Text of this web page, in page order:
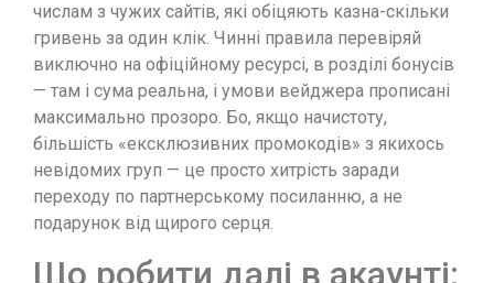
числам з чужих сайтів, які обіцяють казна-скільки
гривень за один клік. Чинні правила перевіряй
виключно на офіційному ресурсі, в розділі бонусів
— там і сума реальна, і умови вейджера прописані
максимально прозоро. Бо, якщо начистоту,
більшість «ексклюзивних промокодів» з якихось
невідомих груп — це просто хитрість заради
переходу по партнерському посиланню, а не
подарунок від щирого серця.
Що робити далі в акаунті: